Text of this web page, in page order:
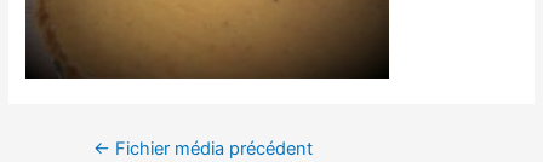
← Fichier média précédent